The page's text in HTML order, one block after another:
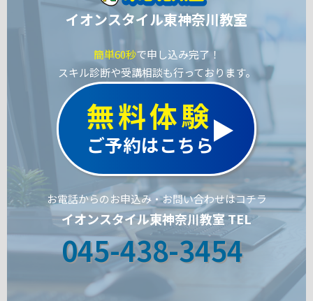
イオンスタイル東神奈川教室
簡単60秒で申し込み完了！
スキル診断や受講相談も行っております。
無料体験
ご予約はこちら
お電話からのお申込み・お問い合わせはコチラ
イオンスタイル東神奈川教室 TEL
045-438-3454